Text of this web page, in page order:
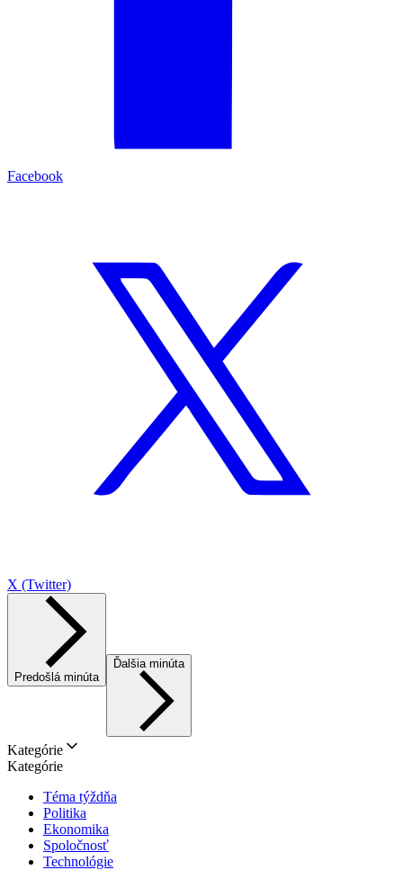
Facebook
X (Twitter)
Predošlá minúta
Ďalšia minúta
Kategórie
Kategórie
Téma týždňa
Politika
Ekonomika
Spoločnosť
Technológie